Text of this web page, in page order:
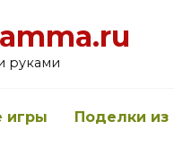
руками
игры Поделки из